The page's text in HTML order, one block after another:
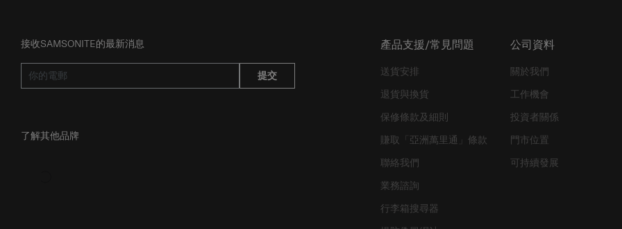
接收SAMSONITE的最新消息
提交
了解其他品牌
產品支援/常見問題
送貨安排
退貨與換貨
保修條款及細則
賺取「亞洲萬里通」條款
聯絡我們
業務諮詢
行李箱搜尋器
公司資料
關於我們
工作機會
投資者關係
門市位置
可持續發展